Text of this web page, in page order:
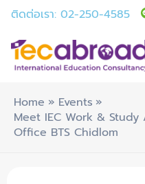
Skip
content
ติดต่อเรา: 02-250-4585
Home
Events
Meet IEC Work & Study
Office BTS Chidlom